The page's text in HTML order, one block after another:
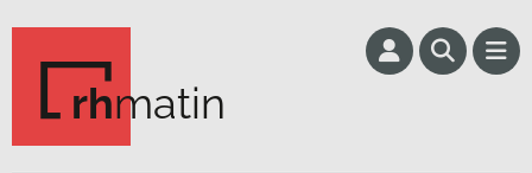
rhmatin